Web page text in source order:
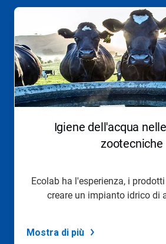
Questa
presentazione.
Utilizza
pulsanti
Seguente
Precedente
puntini
Igiene dell'acqua
zootecniche
Ecolab ha l'esperienza, i
creare un impianto idrico di
Mostra di più